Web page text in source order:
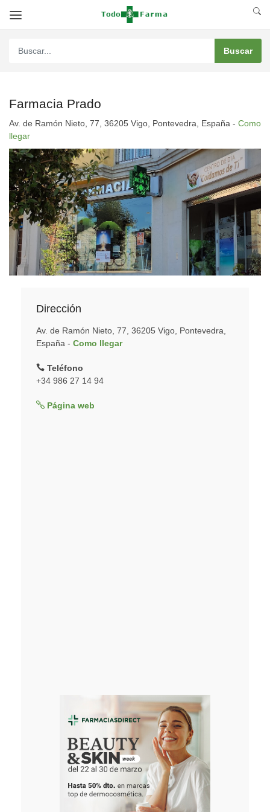
Farmacia Prado
Av. de Ramón Nieto, 77, 36205 Vigo, Pontevedra, España - Como
llegar
Dirección
Av. de Ramón Nieto, 77, 36205 Vigo, Pontevedra,
España - Como llegar
Teléfono
+34 986 27 14 94
Página web